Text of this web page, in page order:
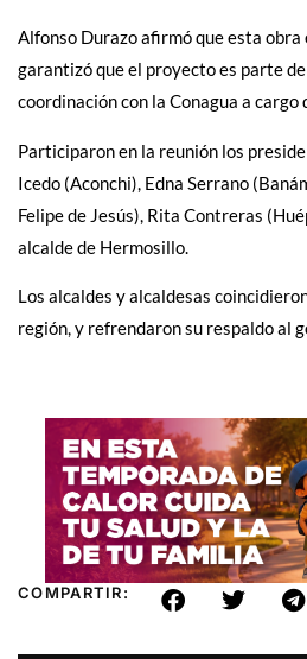
Alfonso Durazo afirmó que esta
garantizó que el proyecto es parte
coordinación con la Conagua a
Participaron en la reunión los
Icedo (Aconchi), Edna Serrano
Felipe de Jesús), Rita Contreras
alcalde de Hermosillo.
Los alcaldes y alcaldesas
región, y refrendaron su respaldo al
COMPARTIR: